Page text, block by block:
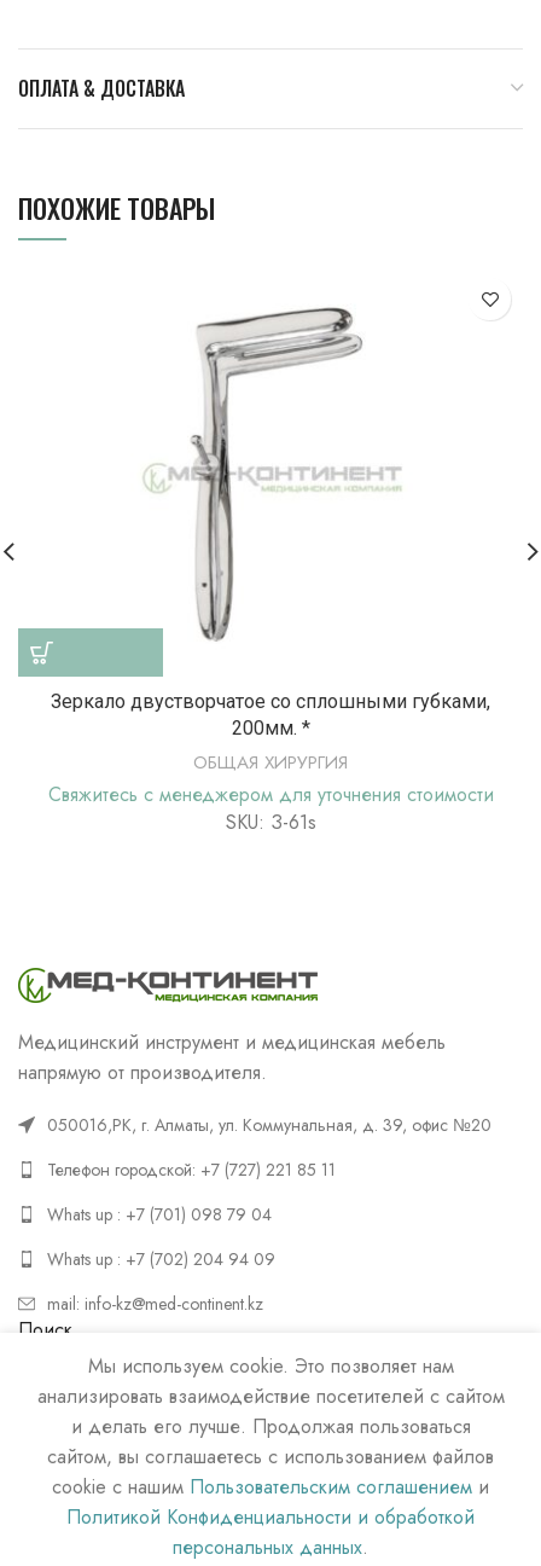
ОПЛАТА & ДОСТАВКА
ПОХОЖИЕ ТОВАРЫ
Зеркало двустворчатое со сплошными губками,
200мм. *
ОБЩАЯ ХИРУРГИЯ
Свяжитесь с менеджером для уточнения стоимости
SKU: З-61s
Медицинский инструмент и медицинская мебель
напрямую от производителя.
050016,РК, г. Алматы, ул. Коммунальная, д. 39, офис №20
Телефон городской: +7 (727) 221 85 11
Whats up : +7 (701) 098 79 04
Whats up : +7 (702) 204 94 09
mail: info-kz@med-continent.kz
Поиск
ПОИСК
Мы используем cookie. Это позволяет нам
анализировать взаимодействие посетителей с сайтом
и делать его лучше. Продолжая пользоваться
сайтом, вы соглашаетесь с использованием файлов
cookie с нашим Пользовательским соглашением и
Политикой Конфиденциальности и обработкой
персональных данных.